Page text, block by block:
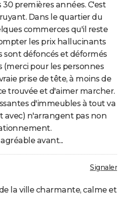
premières années. C'est
Dans le quartier du
commerces qu'il reste
les prix hallucinants
sont défoncés et déformés
(merci pour les personnes
prise de tête, à moins de
trouvée et d'aimer marcher.
d'immeubles à tout va
avec) n'arrangent pas non
avant...
Signaler
la ville charmante, calme et